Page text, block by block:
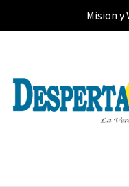
Mision y